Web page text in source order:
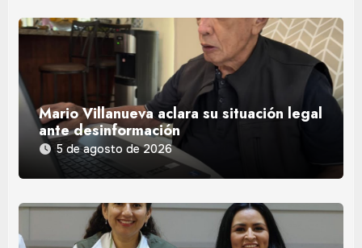
Mario Villanueva aclara su situación legal
ante desinformación
5 de agosto de 2026